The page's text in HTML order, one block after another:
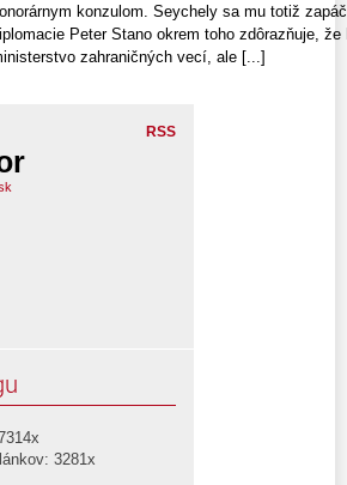
konzulom. Seychely sa mu totiž
Peter Stano okrem toho zdôrazňuje,
zahraničných vecí, ale [...]
RSS
3281x